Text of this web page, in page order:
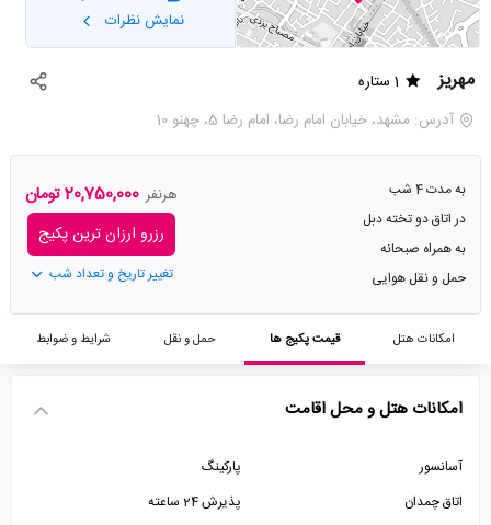
نمایش نظرات
مهریز
1 ستاره
آدرس: مشهد، خیابان امام رضا، امام رضا 5، چهنو 10
به مدت 4 شب
در اتاق دو تخته دبل
به همراه صبحانه
حمل و نقل هوایی
هرنفر 20,750,000 تومان
رزرو ارزان ترین پکیج
تغییر تاریخ و تعداد شب
امکانات هتل قیمت پکیج ها حمل و نقل شرایط و ضوابط
امکانات هتل و محل اقامت
آسانسور
پارکینگ
اتاق چمدان
پذیرش 24 ساعته